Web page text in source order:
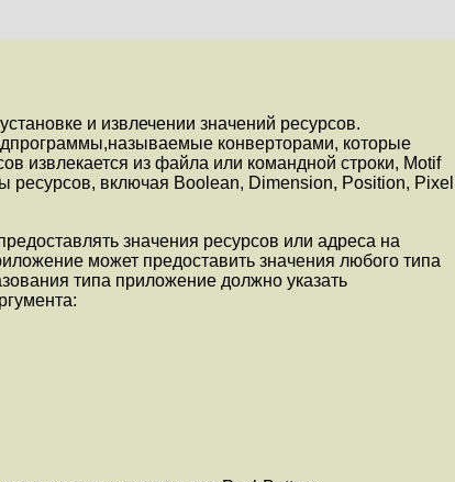
и извлечении значений ресурсов.
конверторами, которые
извлекается из файла или командной строки, Motif
ресурсов, включая Boolean, Dimension, Position, Pixel
значения ресурсов или адреса на
может предоставить значения любого типа
типа приложение должно указать